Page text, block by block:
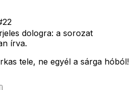
22
dologra: a sorozat
írva.
tele, ne egyél a sárga hóból!